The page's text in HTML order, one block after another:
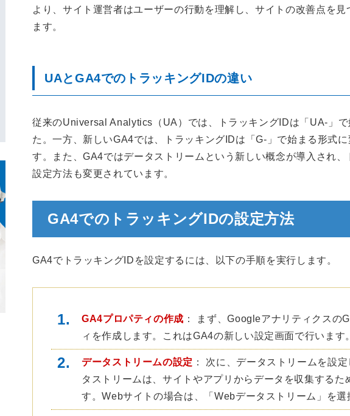
より、サイト運営者はユーザーの行動を理解し、サイトの改善点を見
ます。
UAとGA4でのトラッキングIDの違い
従来のUniversal Analytics（UA）では、トラッキングIDは「UA-」で
た。一方、新しいGA4では、トラッキングIDは「G-」で始まる形式に
す。また、GA4ではデータストリームという新しい概念が導入され
設定方法も変更されています。
GA4でのトラッキングIDの設定方法
GA4でトラッキングIDを設定するには、以下の手順を実行します。
GA4プロパティの作成 ： まず、Googleアナリティクスの
ィを作成します。これはGA4の新しい設定画面で行います。
データストリームの設定 ： 次に、データストリームを設
タストリームは、サイトやアプリからデータを収集するた
す。Webサイトの場合は、「Webデータストリーム」を選